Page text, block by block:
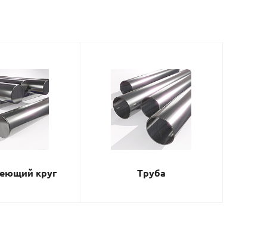
круг Труба